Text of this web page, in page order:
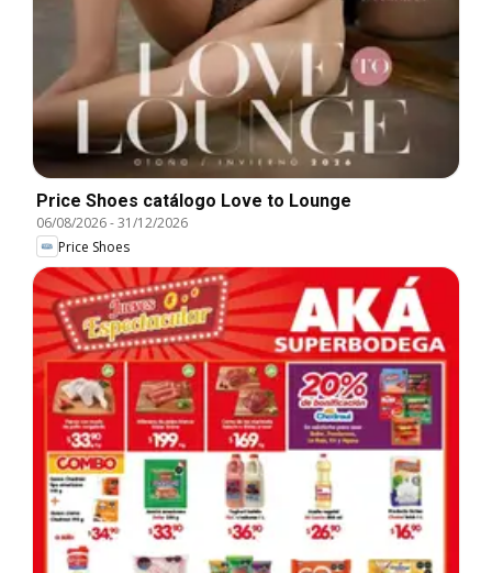
Price Shoes catálogo Love to Lounge
06/08/2026-31/12/2026
Price Shoes